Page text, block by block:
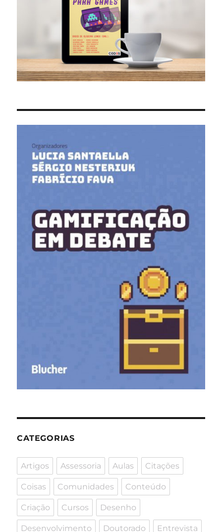
CATEGORIAS
Artigos Assessoria Aulas Citações
Coisas Comunidades Conteúdo
Criação Cursos Desenho
Desenvolvimento Doutorado Entrevista